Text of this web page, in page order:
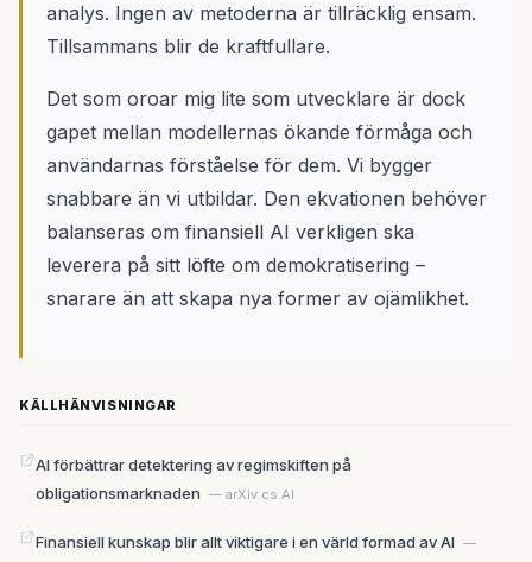
analys. Ingen av metoderna är tillräcklig ensam.
Tillsammans blir de kraftfullare.
Det som oroar mig lite som utvecklare är dock
gapet mellan modellernas ökande förmåga och
användarnas förståelse för dem. Vi bygger
snabbare än vi utbildar. Den ekvationen behöver
balanseras om finansiell AI verkligen ska
leverera på sitt löfte om demokratisering –
snarare än att skapa nya former av ojämlikhet.
KÄLLHÄNVISNINGAR
AI förbättrar detektering av regimskiften på
obligationsmarknaden — arXiv cs.AI
Finansiell kunskap blir allt viktigare i en värld formad av AI —